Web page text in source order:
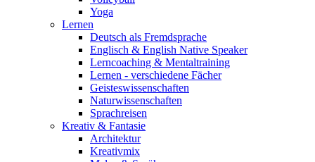
Yoga
Lernen
Deutsch als Fremdsprache
Englisch & English Native Speaker
Lerncoaching & Mentaltraining
Lernen - verschiedene Fächer
Geisteswissenschaften
Naturwissenschaften
Sprachreisen
Kreativ & Fantasie
Architektur
Kreativmix